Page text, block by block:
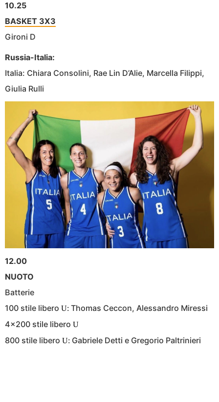
10.25
BASKET 3X3
Gironi D
Russia-Italia:
Italia: Chiara Consolini, Rae Lin D’Alie, Marcella Filippi,
Giulia Rulli
12.00
NUOTO
Batterie
100 stile libero U: Thomas Ceccon, Alessandro Miressi
4×200 stile libero U
800 stile libero U: Gabriele Detti e Gregorio Paltrinieri